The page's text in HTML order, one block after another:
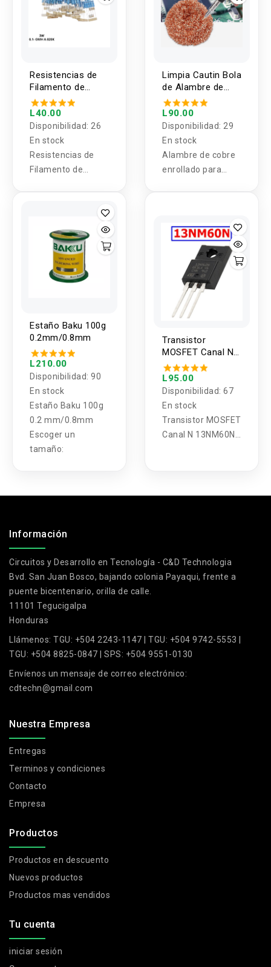
Resistencias de
Filamento de
Carbon 3W 1% 1
Valor (5 Unidades)
L40.00
Disponibilidad: 26
En stock
Resistencias de
Filamento de
Limpia Cautin Bola
de Alambre de
Cobre
L90.00
Disponibilidad: 29
En stock
Alambre de cobre
enrollado para
cautín.
Estaño Baku 100g
0.2mm/0.8mm
L210.00
Disponibilidad: 90
En stock
Estaño Baku 100g
0.2 mm/0.8mm
Escoger un
tamaño:
Transistor
MOSFET Canal N
13NM60N 600V
13A
L95.00
Disponibilidad: 67
En stock
Transistor MOSFET
Canal N 13NM60N
Información
Circuitos y Desarrollo en Tecnología - C&D Technologia
Bvd. San Juan Bosco, bajando colonia Payaqui, frente a
puente bicentenario, orilla de calle.
11101 Tegucigalpa
Honduras
Llámenos: TGU: +504 2243-1147 | TGU: +504 9742-5553 |
TGU: +504 8825-0847 | SPS: +504 9551-0130
Envíenos un mensaje de correo electrónico:
cdtechn@gmail.com
Nuestra Empresa
Entregas
Terminos y condiciones
Contacto
Empresa
Productos
Productos en descuento
Nuevos productos
Productos mas vendidos
Tu cuenta
iniciar sesión